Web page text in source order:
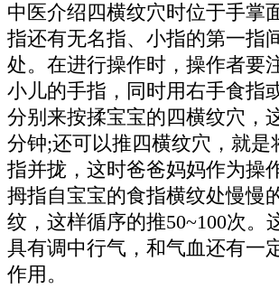
中医介绍四横纹穴时位于手掌
指还有无名指、小指的第一指
处。在进行操作时，操作者要
小儿的手指，同时用右手食指
分别来按揉宝宝的四横纹穴，
分钟;还可以推四横纹穴，就是
指并拢，这时爸爸妈妈作为操
拇指自宝宝的食指横纹处慢慢
纹，这样循序的推50~100次。
具有调中行气，和气血还有一
作用。